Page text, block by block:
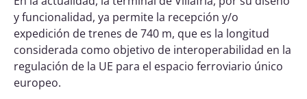
y funcionalidad, ya permite la recepción y/o
expedición de trenes de 740 m, que es la longitud
considerada como objetivo de interoperabilidad en la
regulación de la UE para el espacio ferroviario único
europeo.